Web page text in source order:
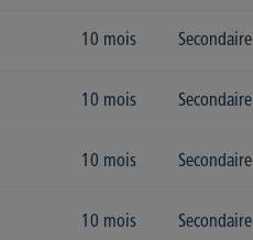
10 mois Secondaire
10 mois Secondaire
10 mois Secondaire
10 mois Secondaire